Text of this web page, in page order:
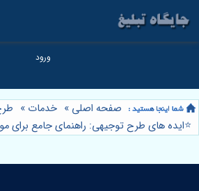
صفحه اصلی » خدمات »
⭐️ایده های طرح توجیهی: راهنمای جامع برای